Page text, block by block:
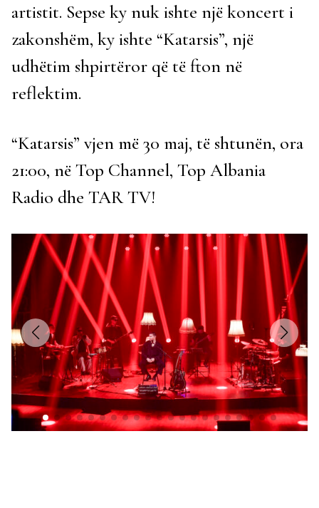
artistit. Sepse ky nuk ishte një koncert i
zakonshëm, ky ishte “Katarsis”, një
udhëtim shpirtëror që të fton në
reflektim.
“Katarsis” vjen më 30 maj, të shtunën, ora
21:00, në Top Channel, Top Albania
Radio dhe TAR TV!